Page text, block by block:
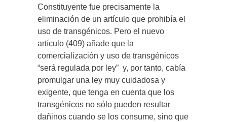
Constituyente fue precisamente la
eliminación de un artículo que prohibía el
uso de transgénicos. Pero el nuevo
artículo (409) añade que la
comercialización y uso de transgénicos
“será regulada por ley” y, por tanto, cabía
promulgar una ley muy cuidadosa y
exigente, que tenga en cuenta que los
transgénicos no sólo pueden resultar
dañinos cuando se los consume, sino que